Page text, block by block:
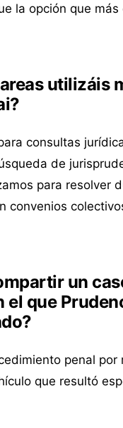
la opción que más
utilizáis
consultas
de
para resolver
convenios
un
el que
penal por
que resultó